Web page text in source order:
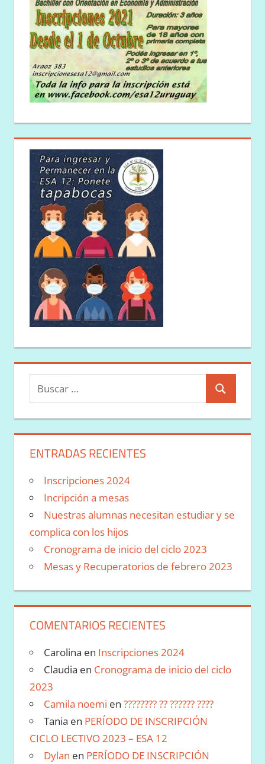
Buscar:
Buscar
ENTRADAS RECIENTES
Inscripciones 2024
Incripción a mesas
Nuestras alumnas necesitan estudiar y se
complica con los hijos
Cronograma de inicio del ciclo 2023
Mesas y Recuperatorios de febrero 2023
COMENTARIOS RECIENTES
Carolina en Inscripciones 2024
Claudia en Cronograma de inicio del ciclo
2023
Camila noemi en ???????? ?? ?????? ????
Tania en PERÍODO DE INSCRIPCIÓN
CICLO LECTIVO 2023 – ESA 12
Dylan en PERÍODO DE INSCRIPCIÓN